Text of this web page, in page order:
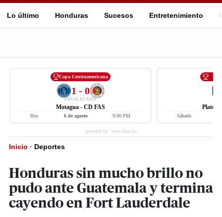
Lo último Honduras Sucesos Entretenimiento
Copa Centroamericana
1 - 0
FINALIZADO
Motagua - CD FAS
Hoy 6 de agosto 9:00 PM Sábado
Inicio · Deportes
Honduras sin mucho brillo no
pudo ante Guatemala y termina
cayendo en Fort Lauderdale